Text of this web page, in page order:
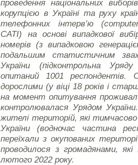
проведення національних
корупцією в Україні та руху
телефонних інтерв’ю (
CATI)
на основі випадкової
номерів (з випадковою
подальшим статистичним
України (підконтрольна
опитаний 1001 респондентів.
дорослими (у віці 18 років і
на момент опитування
контролювалася Урядом
жителі територій, які
України (водночас частина
переїхали з окупованих
проводилося з громадянами, які
лютого 2022 року.